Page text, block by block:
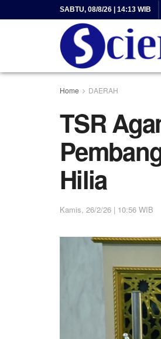
SABTU, 08/8/26 | 14:13 WIB
Home DAERAH
TSR
Hilia
Kamis, 26/2/26 | 10:56 WIB